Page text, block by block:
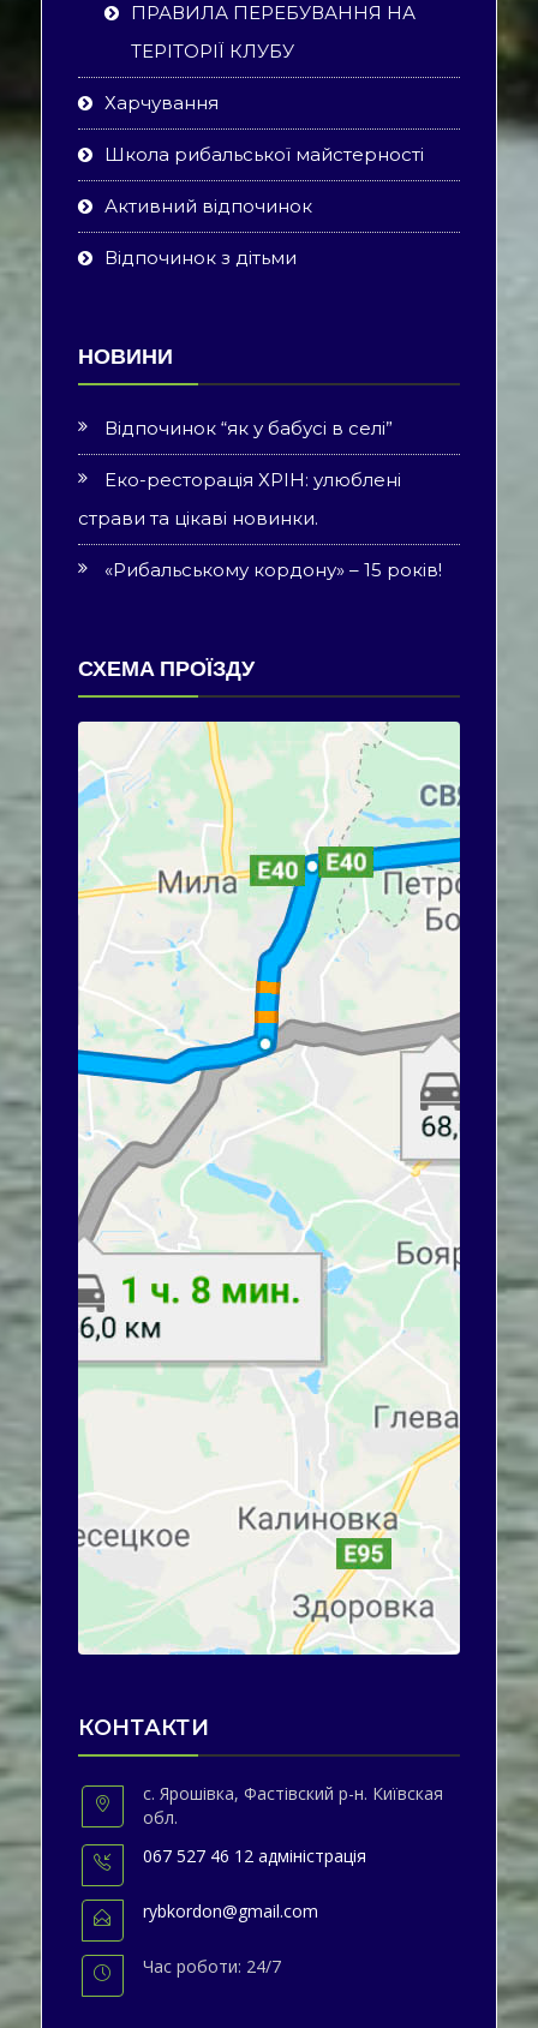
ПРАВИЛА ПЕРЕБУВАННЯ НА
ТЕРІТОРІЇ КЛУБУ
Харчування
Школа рибальської майстерності
Активний відпочинок
Відпочинок з дітьми
НОВИНИ
Відпочинок “як у бабусі в селі”
Еко-ресторація ХРІН: улюблені
страви та цікаві новинки.
«Рибальському кордону» – 15 років!
СХЕМА ПРОЇЗДУ
КОНТАКТИ
с. Ярошівка, Фастівский р-н. Київская
обл.
067 527 46 12 адміністрація
rybkordon@gmail.com
Час роботи: 24/7